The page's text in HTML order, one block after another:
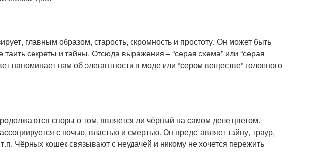
главным образом, старость, скромность и простоту. Он может быть
секреты и тайны. Отсюда выражения – “серая схема” или “серая
напоминает нам об элегантности в моде или “сером веществе” головного
споры о том, является ли чёрный на самом деле цветом.
с ночью, властью и смертью. Он представляет тайну, траур,
Чёрных кошек связывают с неудачей и никому не хочется пережить